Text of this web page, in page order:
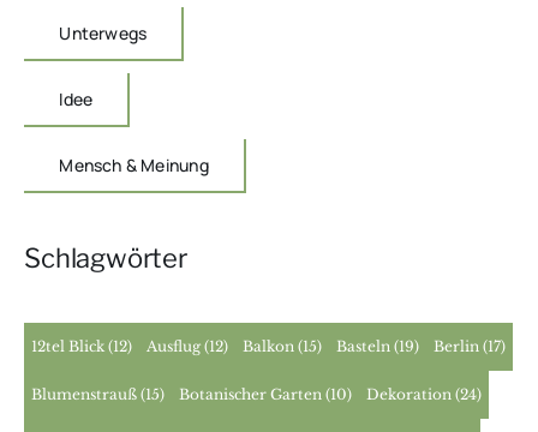
Unterwegs
Idee
Mensch & Meinung
Schlagwörter
12tel Blick (12) Ausflug (12) Balkon (15) Basteln (19) Berlin (17)
Blumenstrauß (15) Botanischer Garten (10) Dekoration (24)